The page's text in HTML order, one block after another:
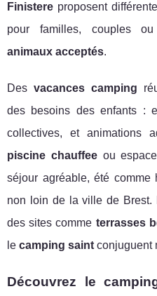
Finistere proposent
pour familles, couples
animaux acceptés.
Desvacances camping
des besoins des enfants :
collectives, et animations
piscine chauffeeou espace
séjour agréable, été comme
non loin de la ville de Brest.
des sites comme terrasses
le camping saint conjuguent
Découvrez le